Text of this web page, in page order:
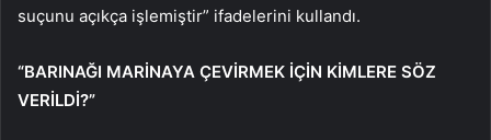
suçunu açıkça işlemiştir” ifadelerini kullandı.
“BARINAĞI MARİNAYA ÇEVİRMEK İÇİN KİMLERE SÖZ
VERİLDİ?”